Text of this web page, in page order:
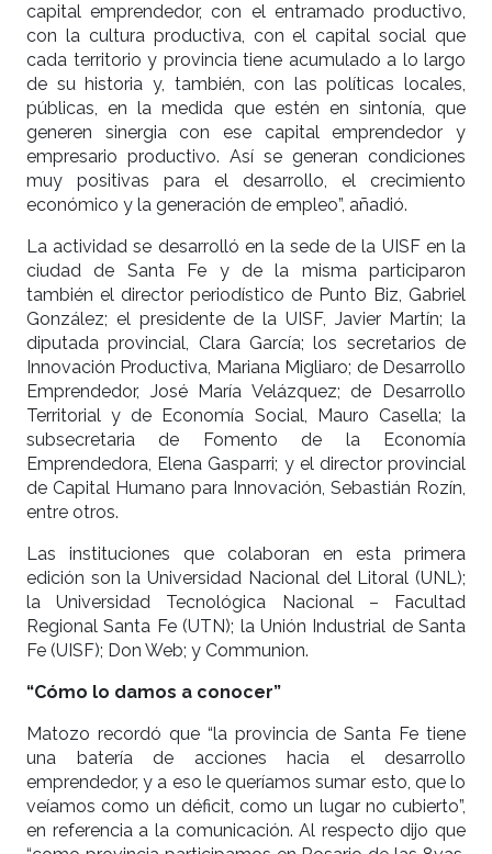
capital emprendedor, con el entramado productivo,
con la cultura productiva, con el capital social que
cada territorio y provincia tiene acumulado a lo largo
de su historia y, también, con las políticas locales,
públicas, en la medida que estén en sintonía, que
generen sinergia con ese capital emprendedor y
empresario productivo. Así se generan condiciones
muy positivas para el desarrollo, el crecimiento
económico y la generación de empleo”, añadió.
La actividad se desarrolló en la sede de la UISF en la
ciudad de Santa Fe y de la misma participaron
también el director periodístico de Punto Biz, Gabriel
González; el presidente de la UISF, Javier Martín; la
diputada provincial, Clara García; los secretarios de
Innovación Productiva, Mariana Migliaro; de Desarrollo
Emprendedor, José María Velázquez; de Desarrollo
Territorial y de Economía Social, Mauro Casella; la
subsecretaria de Fomento de la Economía
Emprendedora, Elena Gasparri; y el director provincial
de Capital Humano para Innovación, Sebastián Rozín,
entre otros.
Las instituciones que colaboran en esta primera
edición son la Universidad Nacional del Litoral (UNL);
la Universidad Tecnológica Nacional – Facultad
Regional Santa Fe (UTN); la Unión Industrial de Santa
Fe (UISF); Don Web; y Communion.
“Cómo lo damos a conocer”
Matozo recordó que “la provincia de Santa Fe tiene
una batería de acciones hacia el desarrollo
emprendedor, y a eso le queríamos sumar esto, que lo
veíamos como un déficit, como un lugar no cubierto”,
en referencia a la comunicación. Al respecto dijo que